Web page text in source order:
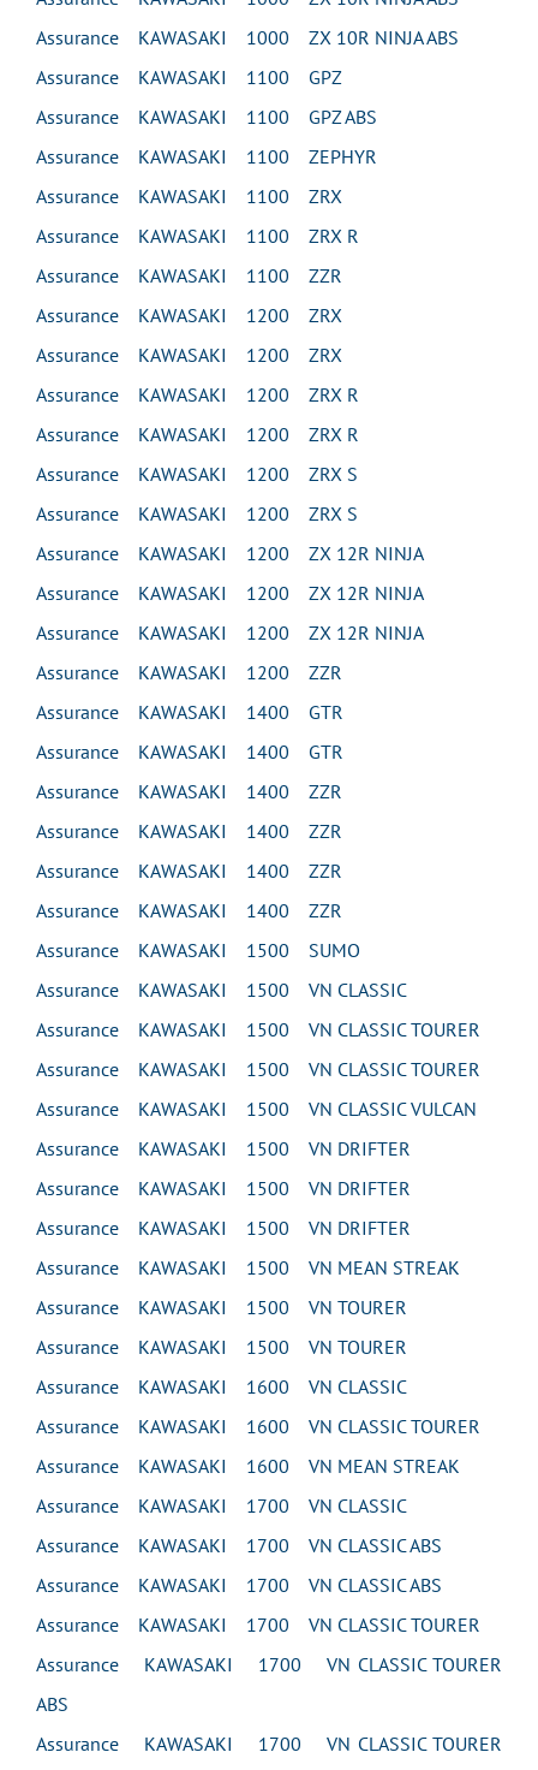
Assurance KAWASAKI 1000 ZX 10R NINJA ABS
Assurance KAWASAKI 1100 GPZ
Assurance KAWASAKI 1100 GPZ ABS
Assurance KAWASAKI 1100 ZEPHYR
Assurance KAWASAKI 1100 ZRX
Assurance KAWASAKI 1100 ZRX R
Assurance KAWASAKI 1100 ZZR
Assurance KAWASAKI 1200 ZRX
Assurance KAWASAKI 1200 ZRX
Assurance KAWASAKI 1200 ZRX R
Assurance KAWASAKI 1200 ZRX R
Assurance KAWASAKI 1200 ZRX S
Assurance KAWASAKI 1200 ZRX S
Assurance KAWASAKI 1200 ZX 12R NINJA
Assurance KAWASAKI 1200 ZX 12R NINJA
Assurance KAWASAKI 1200 ZX 12R NINJA
Assurance KAWASAKI 1200 ZZR
Assurance KAWASAKI 1400 GTR
Assurance KAWASAKI 1400 GTR
Assurance KAWASAKI 1400 ZZR
Assurance KAWASAKI 1400 ZZR
Assurance KAWASAKI 1400 ZZR
Assurance KAWASAKI 1400 ZZR
Assurance KAWASAKI 1500 SUMO
Assurance KAWASAKI 1500 VN CLASSIC
Assurance KAWASAKI 1500 VN CLASSIC TOURER
Assurance KAWASAKI 1500 VN CLASSIC TOURER
Assurance KAWASAKI 1500 VN CLASSIC VULCAN
Assurance KAWASAKI 1500 VN DRIFTER
Assurance KAWASAKI 1500 VN DRIFTER
Assurance KAWASAKI 1500 VN DRIFTER
Assurance KAWASAKI 1500 VN MEAN STREAK
Assurance KAWASAKI 1500 VN TOURER
Assurance KAWASAKI 1500 VN TOURER
Assurance KAWASAKI 1600 VN CLASSIC
Assurance KAWASAKI 1600 VN CLASSIC TOURER
Assurance KAWASAKI 1600 VN MEAN STREAK
Assurance KAWASAKI 1700 VN CLASSIC
Assurance KAWASAKI 1700 VN CLASSIC ABS
Assurance KAWASAKI 1700 VN CLASSIC ABS
Assurance KAWASAKI 1700 VN CLASSIC TOURER
Assurance KAWASAKI 1700 VN CLASSIC TOURER
ABS
Assurance KAWASAKI 1700 VN CLASSIC TOURER